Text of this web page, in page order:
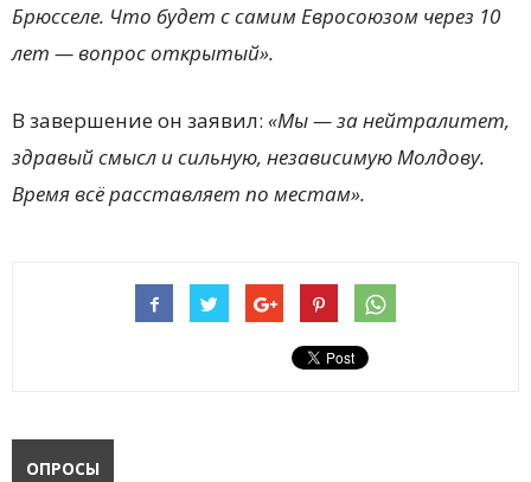
Брюсселе. Что будет с самим Евросоюзом через 10
лет — вопрос открытый».
В завершение он заявил: «Мы — за нейтралитет,
здравый смысл и сильную, независимую Молдову.
Время всё расставляет по местам».
ОПРОСЫ